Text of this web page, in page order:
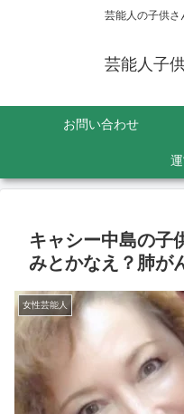
芸能人の子供さ
芸能人子
お問い合わせ
キャシー中島の子
みとかなえ？肺が
女性芸能人